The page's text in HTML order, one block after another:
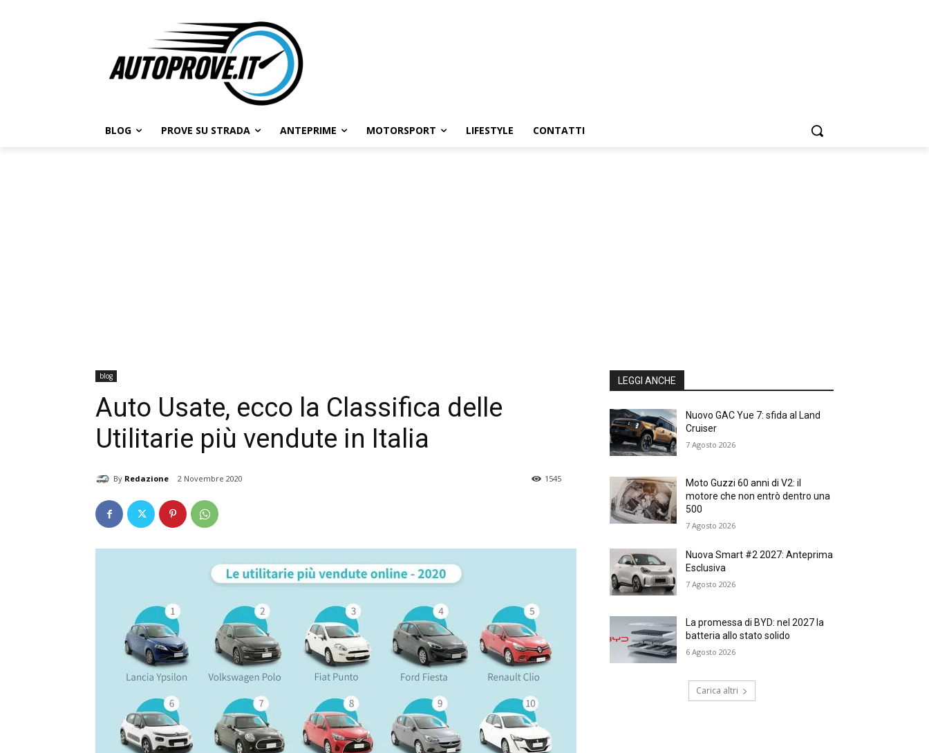
BLOG PROVE SU STRADA ANTEPRIME MOTORSPORT LIFESTYLE CONTATTI
blog
Auto Usate, ecco la Classifica delle
Utilitarie più vendute in Italia
By Redazione 2 Novembre 2020 1545
LEGGI ANCHE
Nuovo GAC Yue 7: sfida al Land
Cruiser
7 Agosto 2026
Moto Guzzi 60 anni di V2: il
motore che non entrò dentro una
500
7 Agosto 2026
Nuova Smart #2 2027: Anteprima
Esclusiva
7 Agosto 2026
La promessa di BYD: nel 2027 la
batteria allo stato solido
6 Agosto 2026
Carica altri